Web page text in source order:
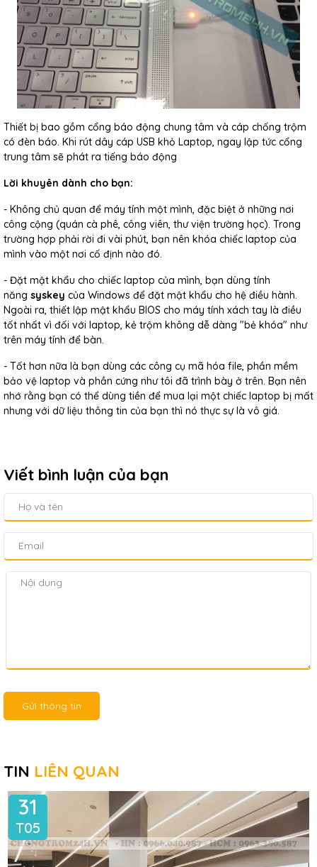
Thiết bị bao gồm cổng báo động chung tâm và cáp chống trộm
có đèn báo. Khi rút dây cáp USB khỏ Laptop, ngay lập tức cổng
trung tâm sẽ phát ra tiếng báo động
Lời khuyên dành cho bạn:
- Không chủ quan để máy tính một mình, đặc biệt ở những nơi
công cộng (quán cà phê, công viên, thư viện trường học). Trong
trường hợp phải rời đi vài phút, bạn nên khóa chiếc laptop của
mình vào một nơi cố định nào đó.
- Đặt mật khẩu cho chiếc laptop của mình, bạn dùng tính
năng syskey của Windows để đặt mật khẩu cho hệ điều hành.
Ngoài ra, thiết lập mật khẩu BIOS cho máy tính xách tay là điều
tốt nhất vì đối với laptop, kẻ trộm không dễ dàng "bẻ khóa" như
trên máy tính để bàn.
- Tốt hơn nữa là bạn dùng các công cụ mã hóa file, phần mềm
bảo vệ laptop và phần cứng như tôi đã trình bày ở trên. Bạn nên
nhớ rằng bạn có thể dùng tiền để mua lại một chiếc laptop bị mất
nhưng với dữ liệu thông tin của bạn thì nó thực sự là vô giá.
Viết bình luận của bạn
Gửi thông tin
TIN LIÊN QUAN
31
T05